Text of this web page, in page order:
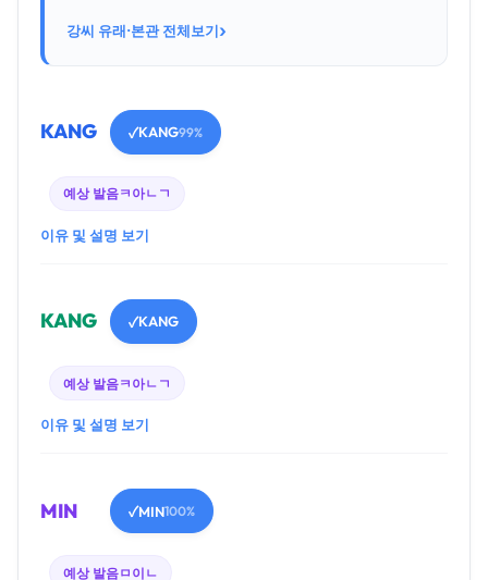
강씨 유래·본관 전체보기›
KANG ✓KANG99%
예상 발음ㅋ아ㄴㄱ
이유 및 설명 보기
KANG ✓KANG
예상 발음ㅋ아ㄴㄱ
이유 및 설명 보기
MIN ✓MIN100%
예상 발음ㅁ이ㄴ